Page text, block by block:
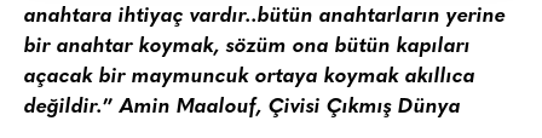
anahtara ihtiyaç vardır..bütün anahtarların yerine
bir anahtar koymak, sözüm ona bütün kapıları
açacak bir maymuncuk ortaya koymak akıllıca
değildir.”Amin Maalouf, Çivisi Çıkmış Dünya